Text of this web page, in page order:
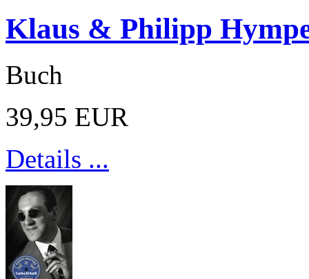
Klaus & Philipp
Buch
39,95 EUR
Details ...